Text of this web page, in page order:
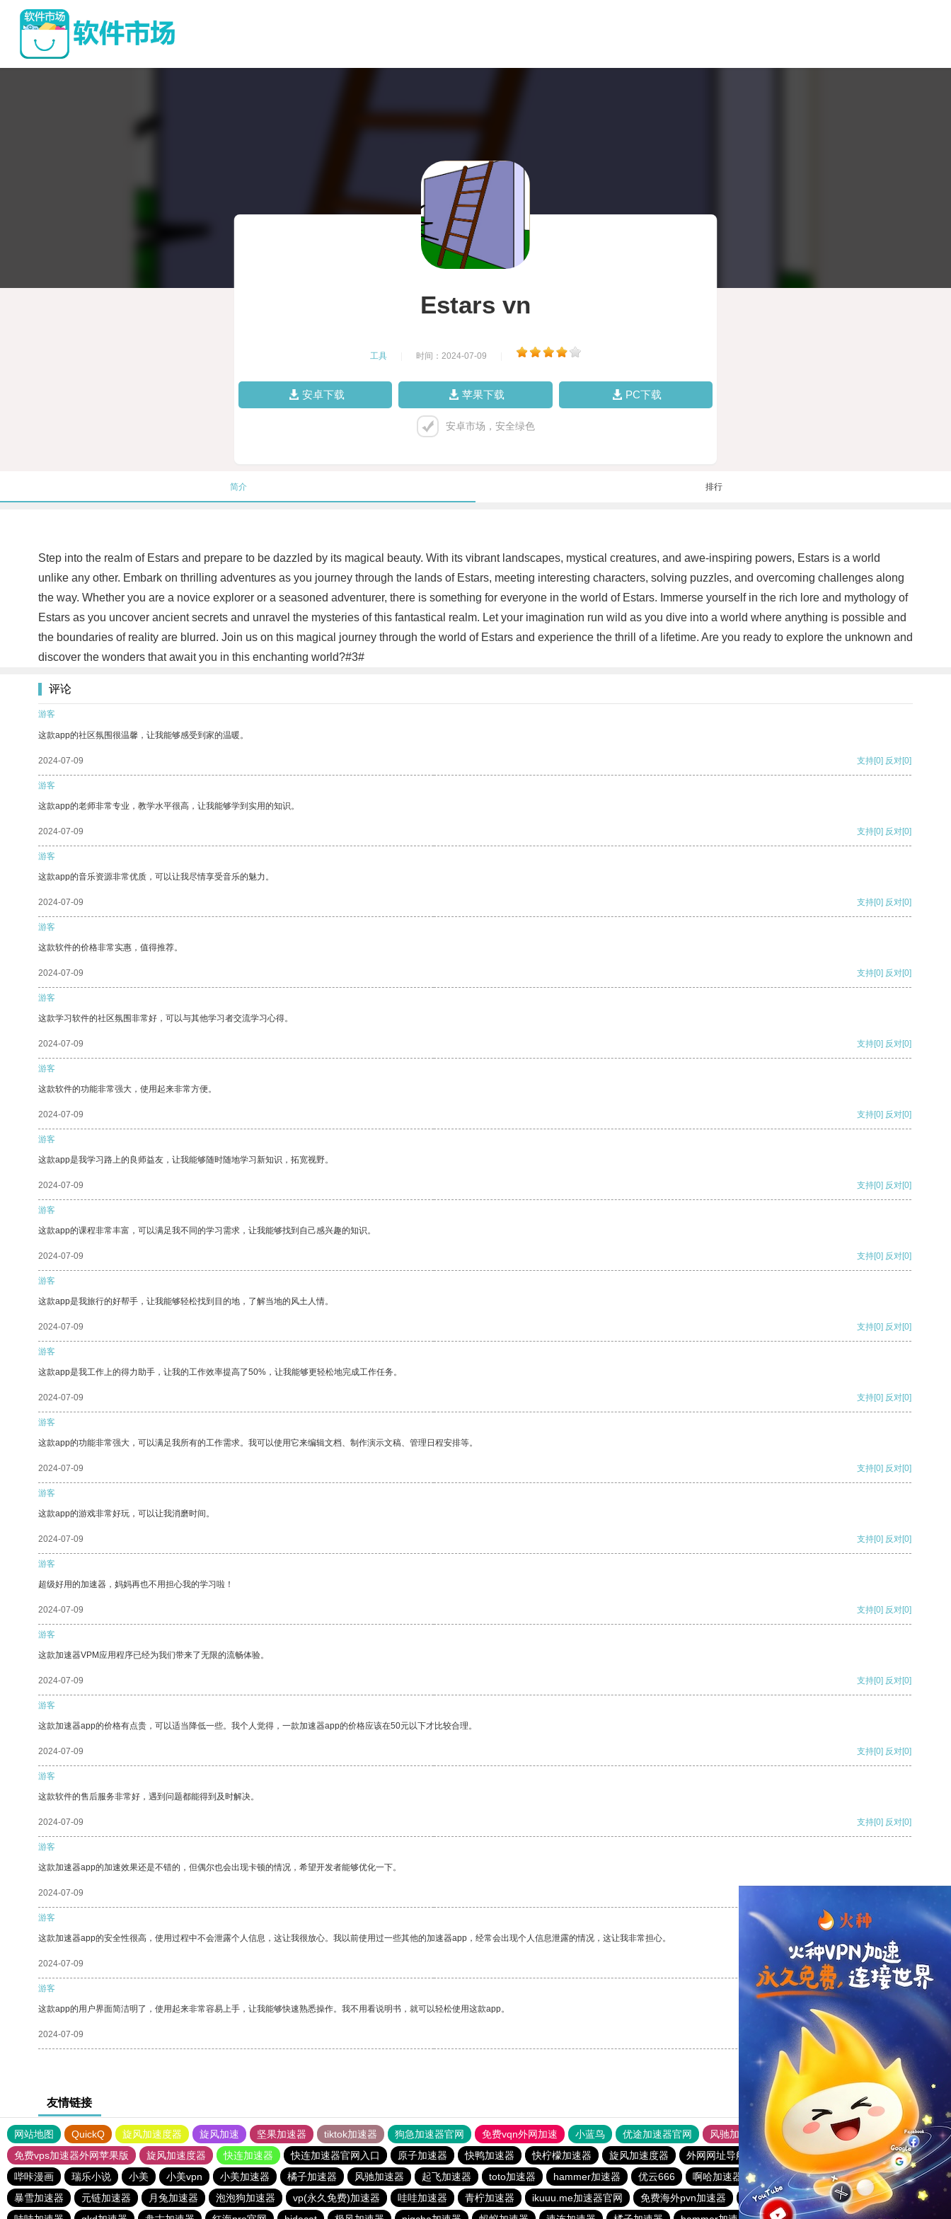
Estars vn
工具 时间：2024-07-09
安卓下载 苹果下载 PC下载
安卓市场，安全绿色
简介 排行
Step into the realm of Estars and prepare to be dazzled by its magical beauty. With its vibrant landscapes, mystical creatures, and awe-inspiring powers, Estars is a world
unlike any other. Embark on thrilling adventures as you journey through the lands of Estars, meeting interesting characters, solving puzzles, and overcoming challenges along
the way. Whether you are a novice explorer or a seasoned adventurer, there is something for everyone in the world of Estars. Immerse yourself in the rich lore and mythology of
Estars as you uncover ancient secrets and unravel the mysteries of this fantastical realm. Let your imagination run wild as you dive into a world where anything is possible and
the boundaries of reality are blurred. Join us on this magical journey through the world of Estars and experience the thrill of a lifetime. Are you ready to explore the unknown and
discover the wonders that await you in this enchanting world?#3#
评论
游客
这款app的社区氛围很温馨，让我能够感受到家的温暖。
2024-07-09 支持[0] 反对[0]
游客
这款app的老师非常专业，教学水平很高，让我能够学到实用的知识。
2024-07-09 支持[0] 反对[0]
游客
这款app的音乐资源非常优质，可以让我尽情享受音乐的魅力。
2024-07-09 支持[0] 反对[0]
游客
这款软件的价格非常实惠，值得推荐。
2024-07-09 支持[0] 反对[0]
游客
这款学习软件的社区氛围非常好，可以与其他学习者交流学习心得。
2024-07-09 支持[0] 反对[0]
游客
这款软件的功能非常强大，使用起来非常方便。
2024-07-09 支持[0] 反对[0]
游客
这款app是我学习路上的良师益友，让我能够随时随地学习新知识，拓宽视野。
2024-07-09 支持[0] 反对[0]
游客
这款app的课程非常丰富，可以满足我不同的学习需求，让我能够找到自己感兴趣的知识。
2024-07-09 支持[0] 反对[0]
游客
这款app是我旅行的好帮手，让我能够轻松找到目的地，了解当地的风土人情。
2024-07-09 支持[0] 反对[0]
游客
这款app是我工作上的得力助手，让我的工作效率提高了50%，让我能够更轻松地完成工作任务。
2024-07-09 支持[0] 反对[0]
游客
这款app的功能非常强大，可以满足我所有的工作需求。我可以使用它来编辑文档、制作演示文稿、管理日程安排等。
2024-07-09 支持[0] 反对[0]
游客
这款app的游戏非常好玩，可以让我消磨时间。
2024-07-09 支持[0] 反对[0]
游客
超级好用的加速器，妈妈再也不用担心我的学习啦！
2024-07-09 支持[0] 反对[0]
游客
这款加速器VPM应用程序已经为我们带来了无限的流畅体验。
2024-07-09 支持[0] 反对[0]
游客
这款加速器app的价格有点贵，可以适当降低一些。我个人觉得，一款加速器app的价格应该在50元以下才比较合理。
2024-07-09 支持[0] 反对[0]
游客
这款软件的售后服务非常好，遇到问题都能得到及时解决。
2024-07-09 支持[0] 反对[0]
游客
这款加速器app的加速效果还是不错的，但偶尔也会出现卡顿的情况，希望开发者能够优化一下。
2024-07-09
游客
这款加速器app的安全性很高，使用过程中不会泄露个人信息，这让我很放心。我以前使用过一些其他的加速器app，经常会出现个人信息泄露的情况，这让我非常担心。
2024-07-09 支持 [0] 反对 [0]
游客
这款app的用户界面简洁明了，使用起来非常容易上手，让我能够快速熟悉操作。我不用看说明书，就可以轻松使用这款app。
2024-07-09 支持
友情链接
网站地图 QuickQ 旋风加速度器 旋风加速 坚果加速器 tiktok加速器 狗急加速器官网 免费vqn外网加速 小蓝鸟 优途加速器官网 风驰加速器
旋风加速器
免费vps加速器外网苹果版
旋风加速度器 快连加速器 快连加速器官网入口 原子加速器 快鸭加速器 快柠檬加速器 旋风加速度器 外网网址导航 软件中心 雷霆加速
狂飙加速器
哔咔漫画
瑞乐小说 小美 小美vpn 小美加速器 橘子加速器 风驰加速器 起飞加速器 toto加速器 hammer加速器 优云666 啊哈加速器 一元机场
baacloud官网
暴雪加速器
元链加速器 月兔加速器 泡泡狗加速器 vp(永久免费)加速器 哇哇加速器 青柠加速器 ikuuu.me加速器官网 免费海外pvn加速器 picacg加速器 一元机场
西柚加速器